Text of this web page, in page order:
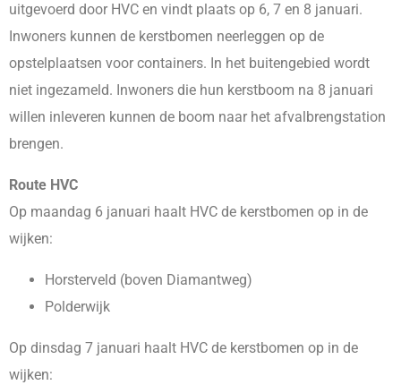
uitgevoerd door HVC en vindt plaats op 6, 7 en 8 januari.
Inwoners kunnen de kerstbomen neerleggen op de
opstelplaatsen voor containers. In het buitengebied wordt
niet ingezameld. Inwoners die hun kerstboom na 8 januari
willen inleveren kunnen de boom naar het afvalbrengstation
brengen.
Route HVC
Op maandag 6 januari haalt HVC de kerstbomen op in de
wijken:
Horsterveld (boven Diamantweg)
Polderwijk
Op dinsdag 7 januari haalt HVC de kerstbomen op in de
wijken: